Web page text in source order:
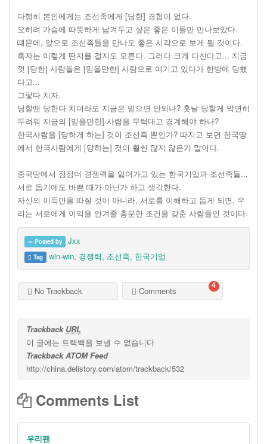
다행히 본인에게는 조선족에게 [당한] 경헙이 없다.
오히려 가슴에 따뜻하게 남겨두고 싶은 좋은 이들만 만나보았다.
떄문에, 앞으로 조선족들을 만나도 좋은 시각으로 보게 될 것이다.
혹자는 이렇게 딴지를 걸지도 모른다. 그러다 크게 다친다고... 지금
껏 [당한] 사람들은 [믿을만한] 사람으로 여기고 있다가 한방에 당했
다고...
그렇다 치자.
당할땐 당한다 치더라도 지금은 믿으면 안되나? 훗날 당할게 막연히
두려워 지금의 [믿을만한] 사람을 무턱대고 경계해야 하나?
한국사람을 [당하게 하는] 것이 조선족 뿐인가? 따지고 보면 한국땅
에서 한국사람에게 [당하는] 것이 훨씬 많지 않은가 말이다.
중국땅에서 점점더 경쟁력을 잃어가고 있는 한국기업과 조선족들...
서로 돕기에도 바쁜 때가 아닌가 하고 생각한다.
자신의 이득만을 따질 것이 아니라, 서로를 이해하고 돕게 되면, 우
리는 서로에게 이익을 안겨줄 충분한 조건을 갖춘 사람들인 것이다.
Posted by Jxx
Tag win-win, 경쟁력, 조선족, 한국기업
No Trackback Comments 4
Trackback URL
이 글에는 트랙백을 보낼 수 없습니다
Trackback ATOM Feed
http://china.delistory.com/atom/trackback/532
Comments List
우리팬